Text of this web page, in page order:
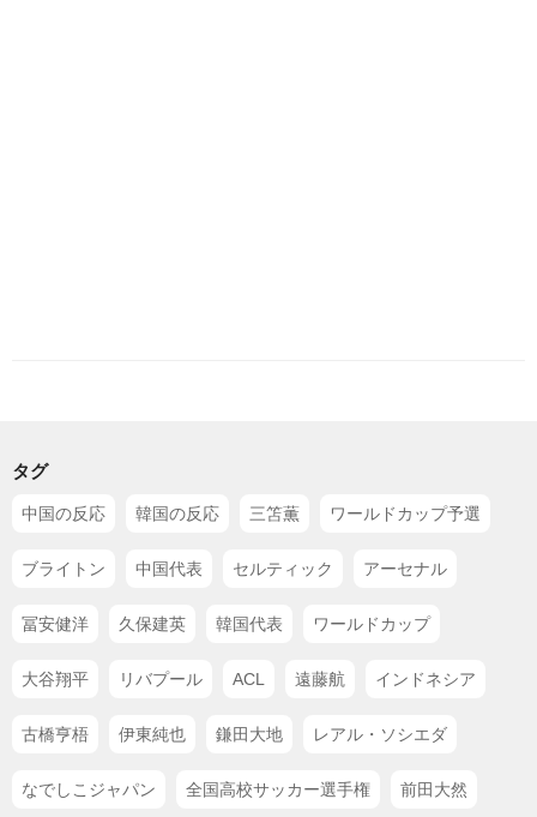
タグ
中国の反応 韓国の反応 三笘薫 ワールドカップ予選
ブライトン 中国代表 セルティック アーセナル
冨安健洋 久保建英 韓国代表 ワールドカップ
大谷翔平 リバプール ACL 遠藤航 インドネシア
古橋亨梧 伊東純也 鎌田大地 レアル・ソシエダ
なでしこジャパン 全国高校サッカー選手権 前田大然